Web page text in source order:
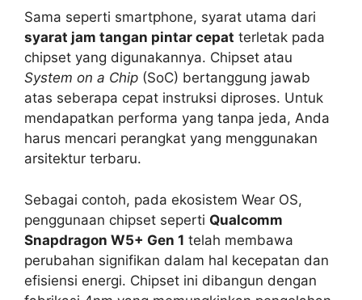
Sama seperti smartphone, syarat utama dari
syarat jam tangan pintar cepat terletak pada
chipset yang digunakannya. Chipset atau
System on a Chip (SoC) bertanggung jawab
atas seberapa cepat instruksi diproses. Untuk
mendapatkan performa yang tanpa jeda, Anda
harus mencari perangkat yang menggunakan
arsitektur terbaru.
Sebagai contoh, pada ekosistem Wear OS,
penggunaan chipset seperti Qualcomm
Snapdragon W5+ Gen 1 telah membawa
perubahan signifikan dalam hal kecepatan dan
efisiensi energi. Chipset ini dibangun dengan